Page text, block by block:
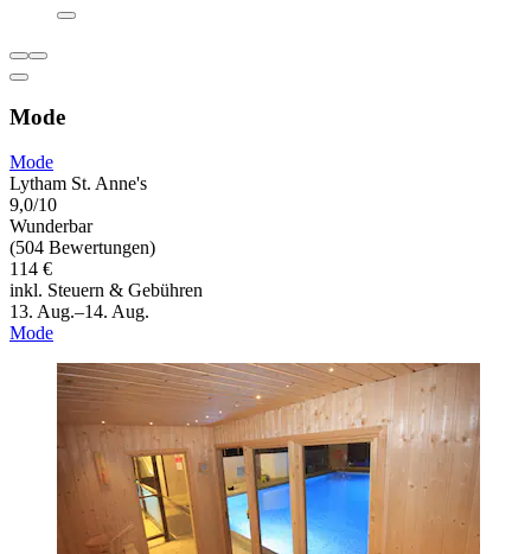
Mode
Mode
Lytham St. Anne's
9,0/10
Wunderbar
(504 Bewertungen)
114 €
inkl. Steuern & Gebühren
13. Aug.–14. Aug.
Mode